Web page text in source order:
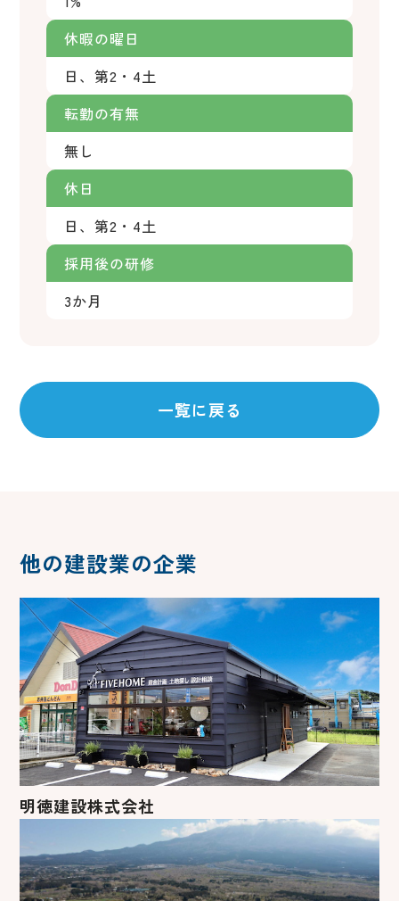
休暇の曜日
日、第2・4土
転勤の有無
無し
休日
日、第2・4土
採用後の研修
3か月
一覧に戻る
他の建設業の企業
明徳建設株式会社